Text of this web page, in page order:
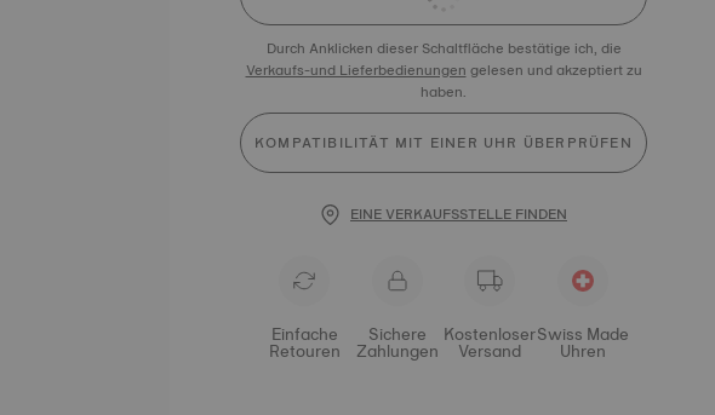
Durch Anklicken dieser Schaltfläche bestätige ich, die
Verkaufs-und Lieferbedienungengelesen und akzeptiert zu
haben.
KOMPATIBILITÄT MIT EINER UHR ÜBERPRÜFEN
EINE VERKAUFSSTELLE FINDEN
Einfache
Retouren
Sichere
Zahlungen
Kostenloser
Versand
Swiss Made
Uhren